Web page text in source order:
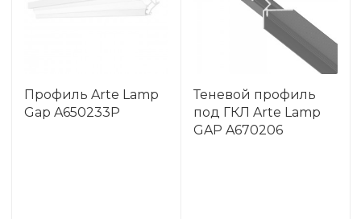
Профиль Arte Lamp
Gap A650233P
Теневой профиль
под ГКЛ Arte Lamp
GAP A670206